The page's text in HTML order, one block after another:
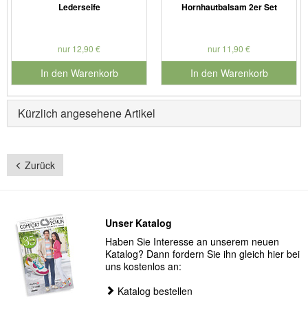
Lederseife
nur 12,90 €
In den Warenkorb
für Produktnummer 901127
Hornhautbalsam 2er Set
nur 11,90 €
In den Warenkorb
für Produktnummer 901730
Kürzlich angesehene Artikel
Zurück
Unser Katalog
Haben Sie Interesse an unserem neuen
Katalog? Dann fordern Sie ihn gleich hier bei
uns kostenlos an:
Katalog bestellen